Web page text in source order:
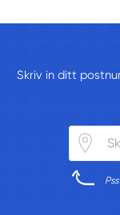
Skriv in ditt